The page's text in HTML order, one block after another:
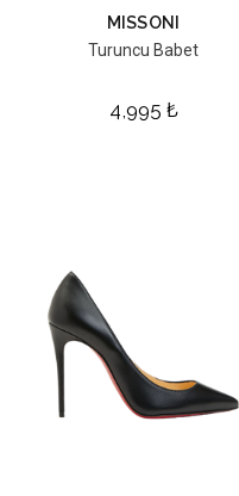
MISSONI
Turuncu Babet
4,995 ₺